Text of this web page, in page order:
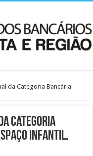
da Categoria Bancária
Categoria
infantil.